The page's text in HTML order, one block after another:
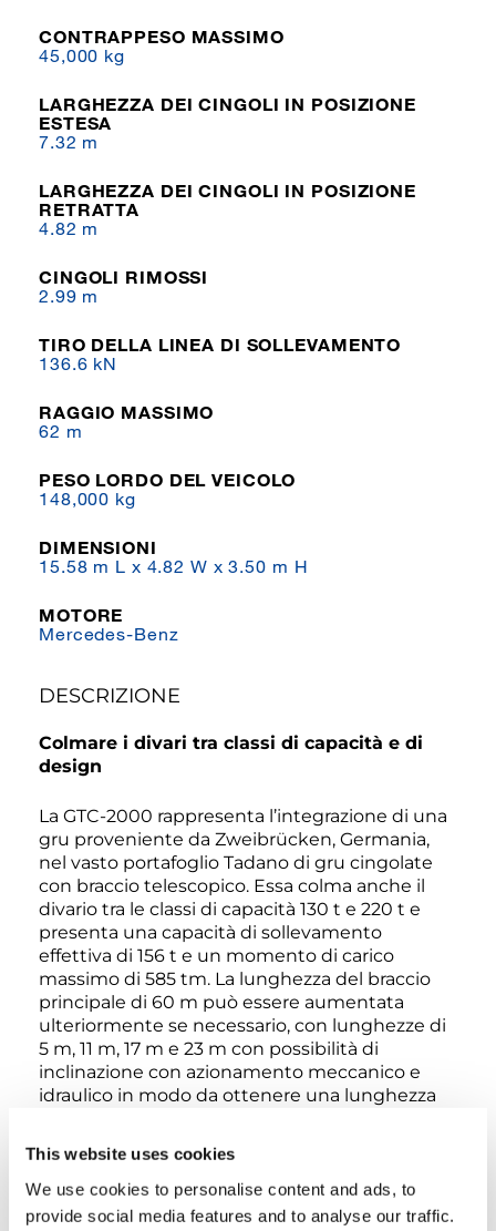
This website uses cookies
We use cookies to personalise content and ads, to
provide social media features and to analyse our traffic.
CONTRAPPESO MASSIMO
45,000 kg
LARGHEZZA DEI CINGOLI IN POSIZIONE
ESTESA
7.32 m
LARGHEZZA DEI CINGOLI IN POSIZIONE
RETRATTA
4.82 m
CINGOLI RIMOSSI
2.99 m
TIRO DELLA LINEA DI SOLLEVAMENTO
136.6 kN
RAGGIO MASSIMO
62 m
PESO LORDO DEL VEICOLO
148,000 kg
DIMENSIONI
15.58 m L x 4.82 W x 3.50 m H
MOTORE
Mercedes-Benz
DESCRIZIONE
Colmare i divari tra classi di capacità e di
design
La GTC-2000 rappresenta l’integrazione di una
gru proveniente da Zweibrücken, Germania,
nel vasto portafoglio Tadano di gru cingolate
con braccio telescopico. Essa colma anche il
divario tra le classi di capacità 130 t e 220 t e
presenta una capacità di sollevamento
effettiva di 156 t e un momento di carico
massimo di 585 tm. La lunghezza del braccio
principale di 60 m può essere aumentata
ulteriormente se necessario, con lunghezze di
5 m, 11 m, 17 m e 23 m con possibilità di
inclinazione con azionamento meccanico e
idraulico in modo da ottenere una lunghezza